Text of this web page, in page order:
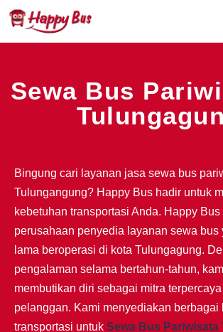
Sewa Bus
Bingung cari layanan jasa sewa bus
Tulungangung? Happy Bus hadir untuk
kebetuhan transportasi Anda. Happy
perusahaan penyedia layanan sewa bus
lama beroperasi di kota Tulungagung.
pengalaman selama bertahun-tahun,
membutikan diri sebagai mitra
pelanggan. Kami menyediakan berbagai
transportasi untuk Sewa Bus